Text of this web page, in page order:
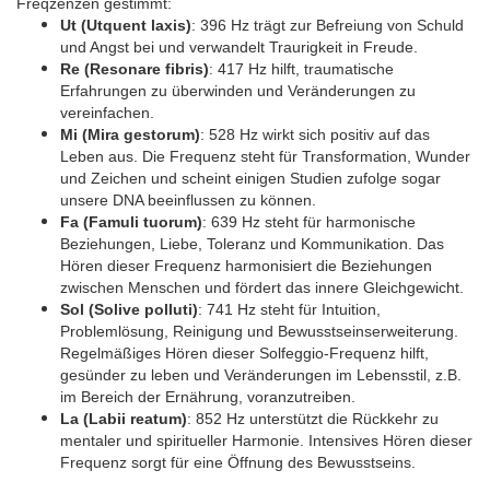
Ut (Utquent laxis): 396 Hz trägt zur Befreiung von Schuld
und Angst bei und verwandelt Traurigkeit in Freude.
Re (Resonare fibris): 417 Hz hilft, traumatische
Erfahrungen zu überwinden und Veränderungen zu
vereinfachen.
Mi (Mira gestorum): 528 Hz wirkt sich positiv auf das
Leben aus. Die Frequenz steht für Transformation, Wunder
und Zeichen und scheint einigen Studien zufolge sogar
unsere DNA beeinflussen zu können.
Fa (Famuli tuorum): 639 Hz steht für harmonische
Beziehungen, Liebe, Toleranz und Kommunikation. Das
Hören dieser Frequenz harmonisiert die Beziehungen
zwischen Menschen und fördert das innere Gleichgewicht.
Sol (Solive polluti): 741 Hz steht für Intuition,
Problemlösung, Reinigung und Bewusstseinserweiterung.
Regelmäßiges Hören dieser Solfeggio-Frequenz hilft,
gesünder zu leben und Veränderungen im Lebensstil, z.B.
im Bereich der Ernährung, voranzutreiben.
La (Labii reatum): 852 Hz unterstützt die Rückkehr zu
mentaler und spiritueller Harmonie. Intensives Hören dieser
Frequenz sorgt für eine Öffnung des Bewusstseins.